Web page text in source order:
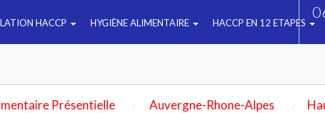
HACCP HYGIÈNE ALIMENTAIRE HACCP EN 12 ETAPES
Présentielle Auvergne-Rhone-Alpes